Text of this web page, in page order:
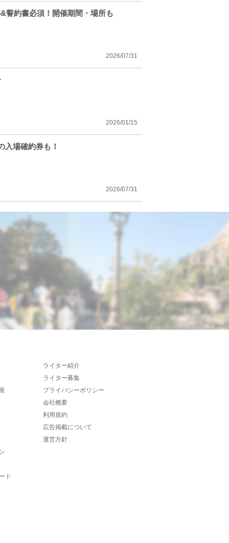
誓約書必須！開催期間・場所も
2026/07/31
2026/01/15
入場確約券も！
2026/07/31
ド
ライター紹介
ライター募集
プライバシーポリシー
会社概要
利用規約
広告掲載について
運営方針